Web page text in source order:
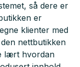
så dere er
er
klienter med
nettbutikken
lært hvordan